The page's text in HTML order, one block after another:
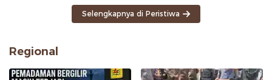
Selengkapnya di Peristiwa
Regional